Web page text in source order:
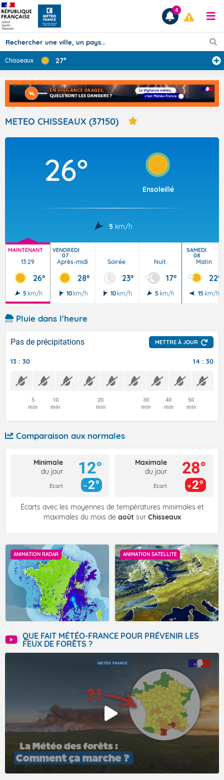
Prévisions
TOUS LES RÉSULTATS
Articles
4
Chisseaux 27°
METEO CHISSEAUX (37150)
26°
Ensoleillé
5 km/h
MAINTENANT
13:29
26°
5 km/h
VENDREDI
07
Après-midi
28°
10 km/h
Soirée
23°
10 km/h
Nuit
17°
5 km/h
SAMEDI
08
Matin
22°
15 km/h
Pluie dans l'heure
Pas de précipitations METTRE À JOUR
13 : 30 14 : 30
5
min
10
min
20
min
30
min
40
min
50
min
Comparaison aux normales
Minimale
du jour
Ecart
12°
2°
Maximale
du jour
Ecart
28°
2°
Écarts avec les moyennes de températures minimales et
maximales du mois de août sur Chisseaux
ANIMATION RADAR ANIMATION SATELLITE
QUE FAIT MÉTÉO-FRANCE POUR PRÉVENIR LES
FEUX DE FORÊTS ?